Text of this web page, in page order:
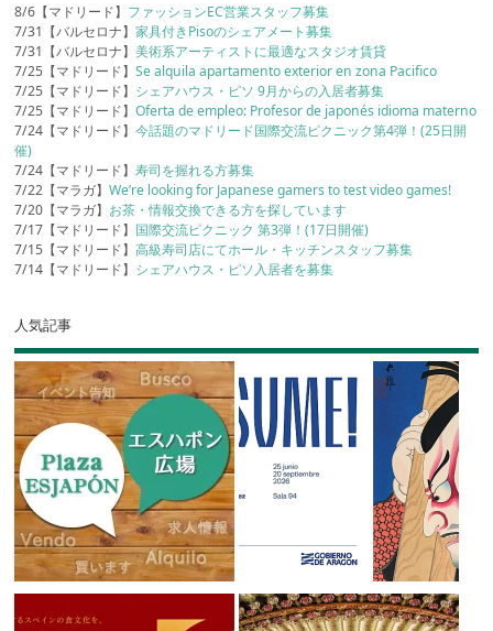
8/6【マドリード】 ファッションEC営業スタッフ募集
7/31【バルセロナ】家具付きPisoのシェアメート募集
7/31【バルセロナ】美術系アーティストに最適なスタジオ賃貸
7/25【マドリード】Se alquila apartamento exterior en zona Pacifico
7/25【マドリード】 シェアハウス・ピソ 9月からの入居者募集
7/25【マドリード】Oferta de empleo: Profesor de japonés idioma materno
7/24【マドリード】今話題のマドリード国際交流ピクニック第4弾！(25日開
催)
7/24【マドリード】寿司を握れる方募集
7/22【マラガ】We’re looking for Japanese gamers to test video games!
7/20【マラガ】 お茶・情報交換できる方を探しています
7/17【マドリード】 国際交流ピクニック 第3弾！(17日開催)
7/15【マドリード】高級寿司店にてホール・キッチンスタッフ募集
7/14【マドリード】 シェアハウス・ピソ入居者を募集
人気記事